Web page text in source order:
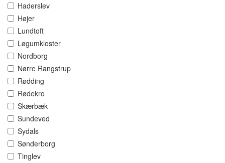
Haderslev
Højer
Lundtoft
Løgumkloster
Nordborg
Nørre Rangstrup
Rødding
Rødekro
Skærbæk
Sundeved
Sydals
Sønderborg
Tinglev